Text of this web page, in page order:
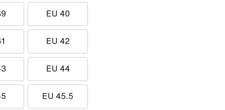
EU 40
EU 42
EU 44
EU 45.5